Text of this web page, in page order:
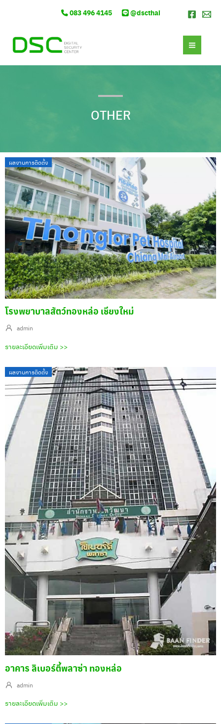
083 496 4145 @dscthai
OTHER
ผลงานการติดตั้ง
โรงพยาบาลสัตว์ทองหล่อ เชียงใหม่
admin
รายละเอียดเพิ่มเติม >>
ผลงานการติดตั้ง
อาคาร ลิเบอร์ตี้พลาซ่า ทองหล่อ
admin
รายละเอียดเพิ่มเติม >>